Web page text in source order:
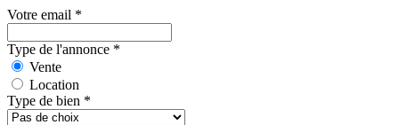
Votre email *
Type de l'annonce *
Vente
Location
Type de bien *